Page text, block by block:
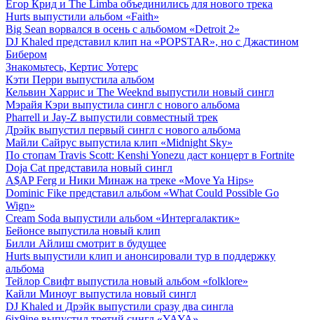
Егор Крид и The Limba объединились для нового трека
Hurts выпустили альбом «Faith»
Big Sean ворвался в осень с альбомом «Detroit 2»
DJ Khaled представил клип на «POPSTAR», но с Джастином
Бибером
Знакомьтесь, Кертис Уотерс
Кэти Перри выпустила альбом
Кельвин Харрис и The Weeknd выпустили новый сингл
Мэрайя Кэри выпустила сингл с нового альбома
Pharrell и Jay-Z выпустили совместный трек
Дрэйк выпустил первый сингл с нового альбома
Майли Сайрус выпустила клип «Midnight Sky»
По стопам Travis Scott: Kenshi Yonezu даст концерт в Fortnite
Doja Cat представила новый сингл
A$AP Ferg и Ники Минаж на треке «Move Ya Hips»
Dominic Fike представил альбом «What Could Possible Go
Wign»
Cream Soda выпустили альбом «Интергалактик»
Бейонсе выпустила новый клип
Билли Айлиш смотрит в будущее
Hurts выпустили клип и анонсировали тур в поддержку
альбома
Тейлор Свифт выпустила новый альбом «folklore»
Кайли Миноуг выпустила новый сингл
DJ Khaled и Дрэйк выпустили сразу два сингла